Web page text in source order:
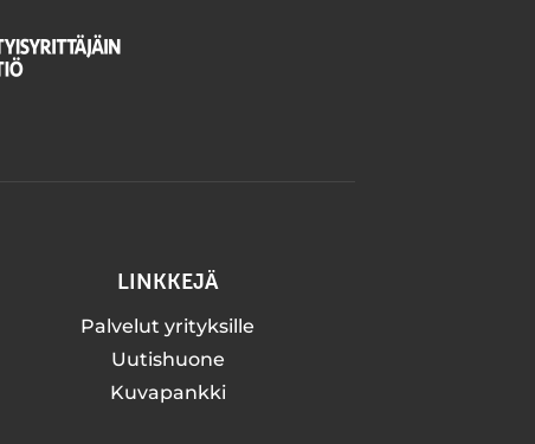
LINKKEJÄ
Palvelut yrityksille
Uutishuone
Kuvapankki